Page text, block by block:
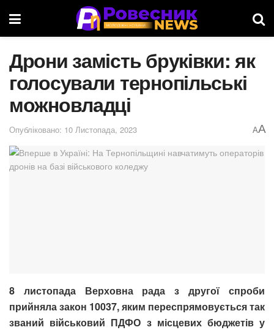
Дрони замість бруківки: як
голосували тернопільські
можновладці
Опубліковано: 10 Листопада, 2023 AA
8 листопада Верховна рада з другої спроби
прийняла закон 10037, яким переспрямовується так
званий військовий ПДФО з місцевих бюджетів у